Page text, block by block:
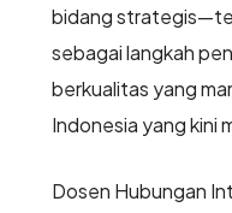
bidang
sebagai langkah
berkualitas yang
Indonesia yang kini
Dosen Hubungan